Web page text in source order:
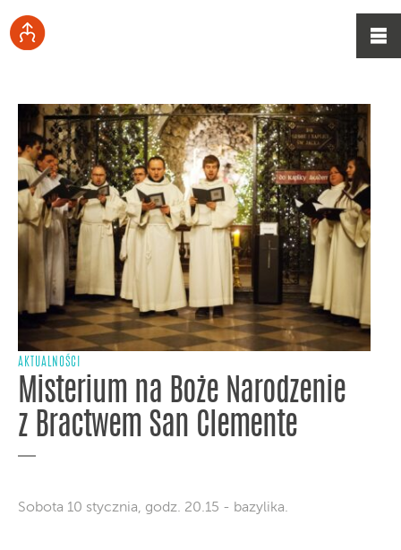
AKTUALNOŚCI
Misterium na Boże Narodzenie
z Bractwem San Clemente
Sobota 10 stycznia, godz. 20.15 - bazylika.